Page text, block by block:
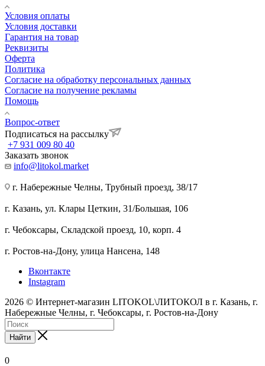
Условия оплаты
Условия доставки
Гарантия на товар
Реквизиты
Оферта
Политика
Согласие на обработку персональных данных
Согласие на получение рекламы
Помощь
Вопрос-ответ
Подписаться на рассылку
+7 931 009 80 40
Заказать звонок
info@litokol.market
г. Набережные Челны, Трубный проезд, 38/17
г. Казань, ул. Клары Цеткин, 31/Большая, 106
г. Чебоксары, Складской проезд, 10, корп. 4
г. Ростов-на-Дону, улица Нансена, 148
Вконтакте
Instagram
2026 © Интернет-магазин LITOKOL\ЛИТОКОЛ в г. Казань, г.
Набережные Челны, г. Чебоксары, г. Ростов-на-Дону
Найти
0